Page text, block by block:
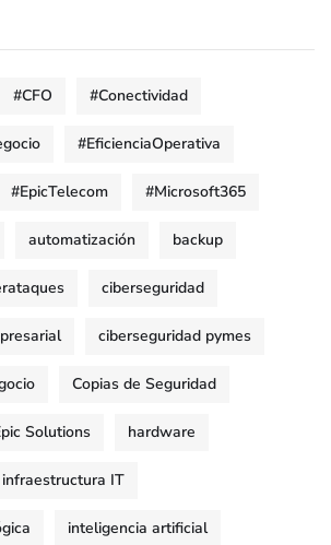
#CFO #Conectividad
#EficienciaOperativa
#EpicTelecom #Microsoft365
automatización backup
ciberseguridad
ciberseguridad pymes
Copias de Seguridad
Solutions hardware
infraestructura IT
inteligencia artificial